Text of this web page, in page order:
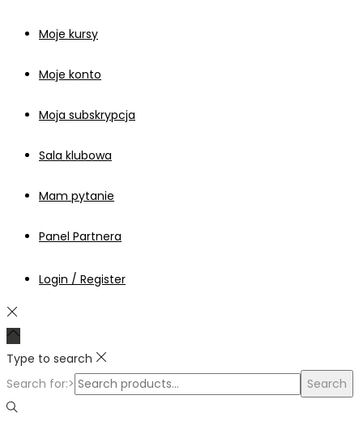
Moje kursy
Moje konto
Moja subskrypcja
Sala klubowa
Mam pytanie
Panel Partnera
Login / Register
Type to search
Search for:>
Search